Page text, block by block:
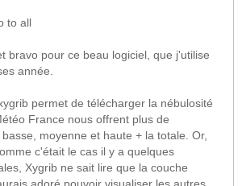
to all
bravo pour ce beau logiciel, que j'utilise
année.
permet de télécharger la nébulosité
France nous offrent plus de
moyenne et haute + la totale. Or,
c'était le cas il y a quelques
Xygrib ne sait lire que la couche